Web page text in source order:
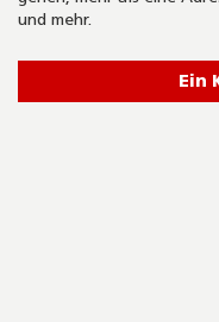
und mehr.
Ein